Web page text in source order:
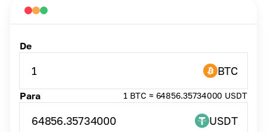
De
1 BTC
Para 1 BTC ≈ 64856.35734000 USDT
64856.35734000 USDT